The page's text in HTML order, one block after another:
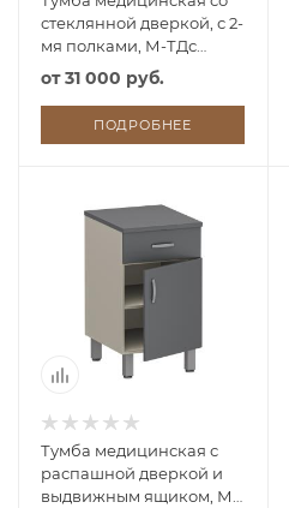
стеклянной дверкой, с 2-
мя полками, М-ТДс
(УДСП)
от31 000 руб.
ПОДРОБНЕЕ
Тумба медицинская с
распашной дверкой и
выдвижным ящиком, М-